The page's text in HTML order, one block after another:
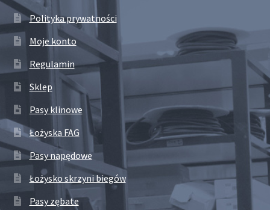
Polityka prywatności
Moje konto
Regulamin
Sklep
Pasy klinowe
Łożyska FAG
Pasy napędowe
Łożysko skrzyni biegów
Pasy zębate